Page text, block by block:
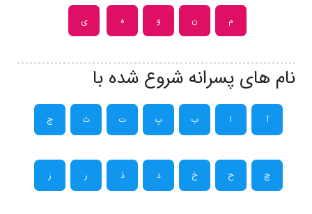
م ن و ه ی
نام های پسرانه شروع شده با
آ ا ب پ ت ث ج
چ ح خ د ذ ر ز